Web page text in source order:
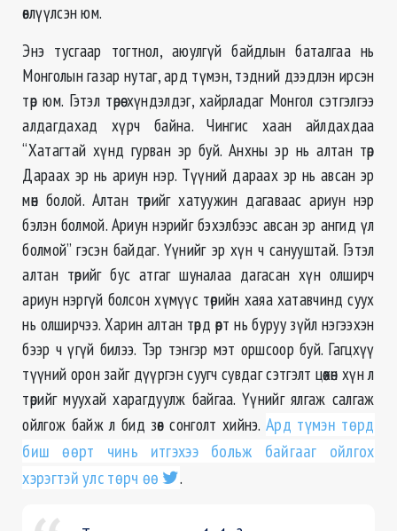
өвлүүлсэн юм.
Энэ тусгаар тогтнол, аюулгүй байдлын баталгаа нь
Монголын газар нутаг, ард түмэн, тэдний дээдлэн ирсэн
төр юм. Гэтэл төрөө хүндэлдэг, хайрладаг Монгол сэтгэлгээ
алдагдахад хүрч байна. Чингис хаан айлдахдаа
“Хатагтай хүнд гурван эр буй. Анхны эр нь алтан төр
Дараах эр нь ариун нэр. Түүний дараах эр нь авсан эр
мөн болой. Алтан төрийг хатуужин дагаваас ариун нэр
бэлэн болмой. Ариун нэрийг бэхэлбээс авсан эр ангид үл
болмой” гэсэн байдаг. Үүнийг эр хүн ч санууштай. Гэтэл
алтан төрийг бус атгаг шуналаа дагасан хүн олширч
ариун нэргүй болсон хүмүүс төрийн хаяа хатавчинд суух
нь олширчээ. Харин алтан төрд өөрт нь буруу зүйл нэгээхэн
бээр ч үгүй билээ. Тэр тэнгэр мэт оршсоор буй. Гагцхүү
түүний орон зайг дүүргэн суугч сувдаг сэтгэлт цөөхөн хүн л
төрийг муухай харагдуулж байгаа. Үүнийг ялгаж салгаж
ойлгож байж л бид зөв сонголт хийнэ.Ард түмэн төрд
биш өөрт чинь итгэхээ больж байгааг ойлгох
хэрэгтэй улс төрч өө
.